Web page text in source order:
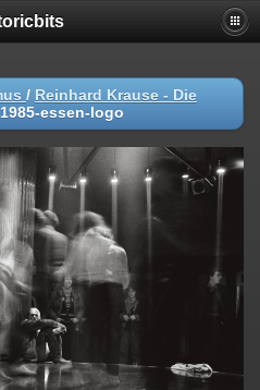
/ Reinhard Krause - Die
essen-logo